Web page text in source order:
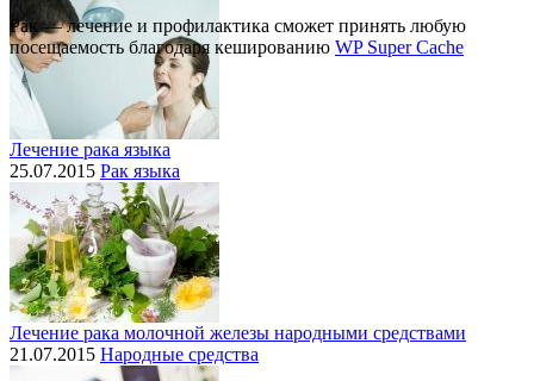
Лечение рака языка
25.07.2015 Рак языка
Лечение рака молочной железы народными средствами
21.07.2015 Народные средства
Рак — лечение и профилактика cможет принять любую
посещаемость благодаря кешированию WP Super Cache